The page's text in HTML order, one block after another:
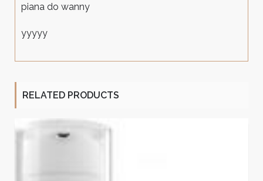
piana do wanny
yyyyy
RELATED PRODUCTS